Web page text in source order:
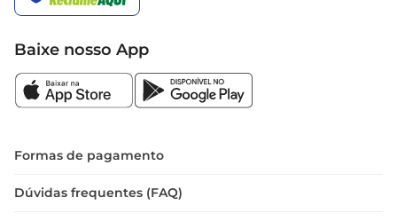
Baixe nosso App
Formas de pagamento
Dúvidas frequentes (FAQ)